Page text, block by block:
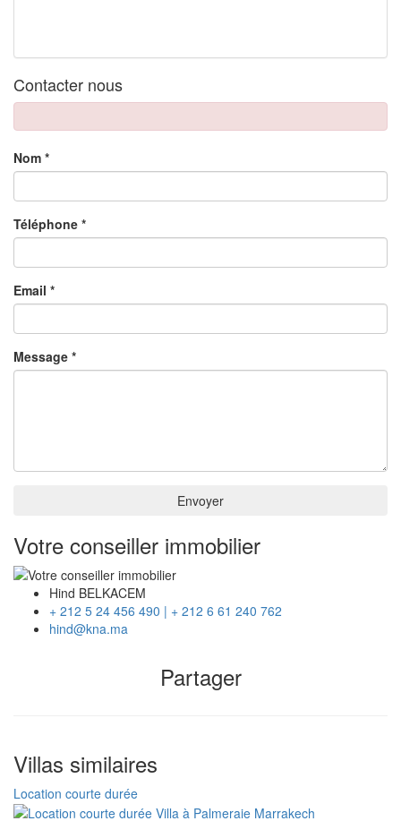
Contacter nous
Nom *
Téléphone *
Email *
Message *
Envoyer
Votre conseiller immobilier
Hind BELKACEM
+ 212 5 24 456 490 | + 212 6 61 240 762
hind@kna.ma
Partager
Villas similaires
Location courte durée